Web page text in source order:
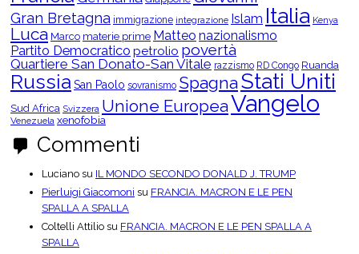
g
o
r
i
e
Gran Bretagna immigrazione integrazione Islam Italia Kenya
Luca Marco materie prime Matteo nazionalismo
Partito Democratico petrolio povertà
Quartiere San Donato-San Vitale razzismo RD Congo Ruanda
Russia San Paolo sovranismo SpagnaStati Uniti
Sud Africa Svizzera Unione EuropeaVangelo
Venezuela xenofobia
Commenti
Luciano su IL MONDO SECONDO DONALD J. TRUMP
Pierluigi Giacomoni su FRANCIA. MACRON E LE PEN
SPALLA A SPALLA
Coltelli Attilio su FRANCIA. MACRON E LE PEN SPALLA A
SPALLA